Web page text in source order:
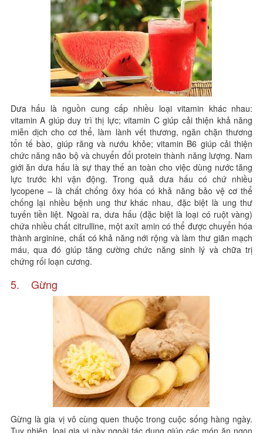
Dưa hấu là nguồn cung cấp nhiều loại vitamin khác nhau:
vitamin A giúp duy trì thị lực; vitamin C giúp cải thiện khả năng
miễn dịch cho cơ thể, làm lành vết thương, ngăn chặn thương
tổn tế bào, giúp răng và nướu khỏe; vitamin B6 giúp cải thiện
chức năng não bộ và chuyển đổi protein thành năng lượng. Nam
giới ăn dưa hấu là sự thay thế an toàn cho việc dùng nước tăng
lực trước khi vận động. Trong quả dưa hấu có chứ nhiều
lycopene – là chất chống ôxy hóa có khả năng bảo vệ cơ thể
chống lại nhiều bệnh ung thư khác nhau, đặc biệt là ung thư
tuyến tiền liệt. Ngoài ra, dưa hấu (đặc biệt là loại có ruột vàng)
chứa nhiều chất citrulline, một axít amin có thể được chuyển hóa
thành arginine, chất có khả năng nới rộng và làm thư giãn mạch
máu, qua đó giúp tăng cường chức năng sinh lý và chữa trị
chứng rối loạn cương.
5. Gừng
Gừng là gia vị vô cùng quen thuộc trong cuộc sống hàng ngày.